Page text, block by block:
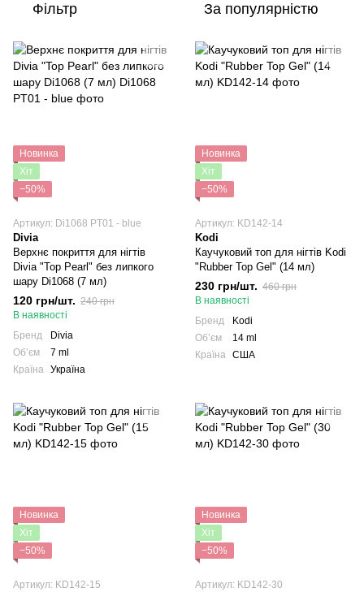
Фільтр За популярністю
Новинка
Хіт
−50%
Артикул: Di1068 PT01 - blue
Divia
Верхнє покриття для нігтів
Divia "Top Pearl" без липкого
шару Di1068 (7 мл)
120 грн/шт. 240 грн
В наявності
Бренд
Divia
Обʼєм
7 ml
Країна Україна
Новинка
Хіт
−50%
Артикул: KD142-14
Kodi
Каучуковий топ для нігтів Kodi
"Rubber Top Gel" (14 мл)
230 грн/шт. 460 грн
В наявності
Бренд
Kodi
Обʼєм
14 ml
Країна США
Новинка
Хіт
−50%
Артикул: KD142-15
Новинка
Хіт
−50%
Артикул: KD142-30